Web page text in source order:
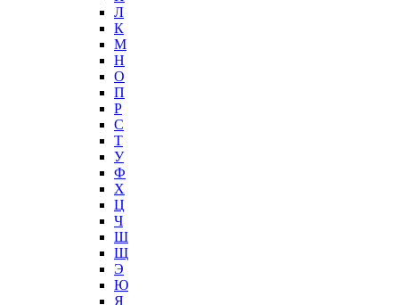
Л
К
М
Н
О
П
Р
С
Т
У
Ф
Х
Ц
Ч
Ш
Щ
Э
Ю
Я